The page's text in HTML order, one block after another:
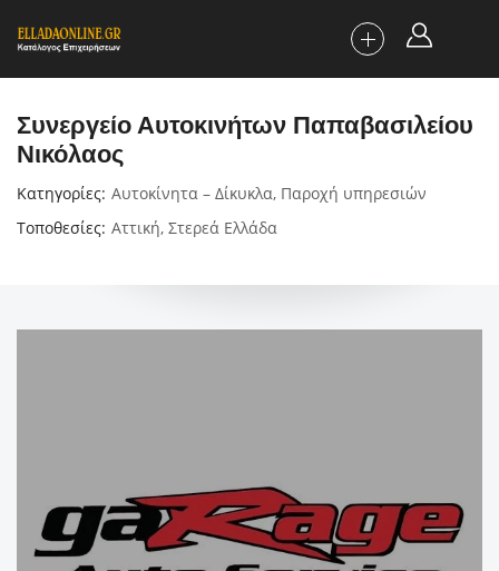
Συνεργείο Αυτοκινήτων Παπαβασιλείου
Νικόλαος
Κατηγορίες Αυτοκίνητα – Δίκυκλα, Παροχή υπηρεσιών
Τοποθεσίες Αττική, Στερεά Ελλάδα